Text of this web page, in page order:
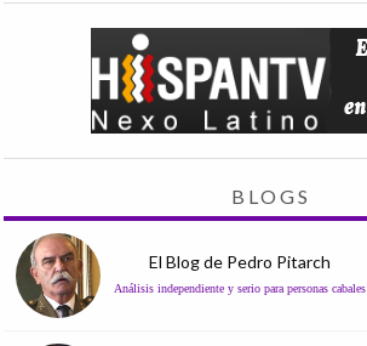
BLOGS
El Blog de Pedro Pitarch
Análisis independiente y serio para personas cabales